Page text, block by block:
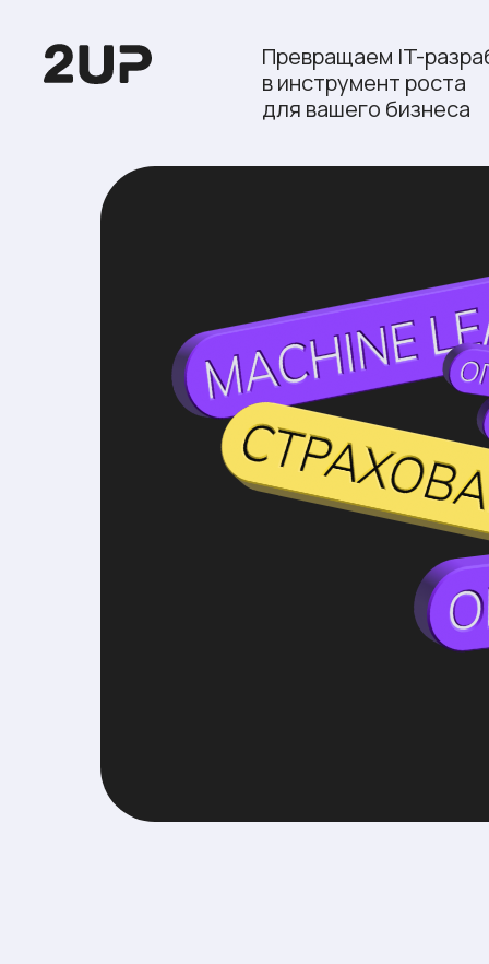
Превращаем IT-
в инструмент роста
для вашего бизнеса